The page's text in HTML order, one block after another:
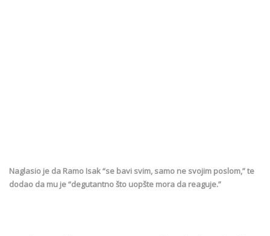
Naglasio je da Ramo Isak “se bavi svim, samo ne svojim poslom,” te
dodao da mu je “degutantno što uopšte mora da reaguje.”